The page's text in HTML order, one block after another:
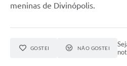
meninas de Divinópolis.
GOSTEI NÃO GOSTEI